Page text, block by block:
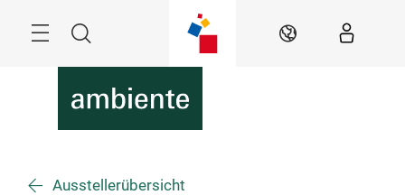
Suche DE
Ausstellerübersicht